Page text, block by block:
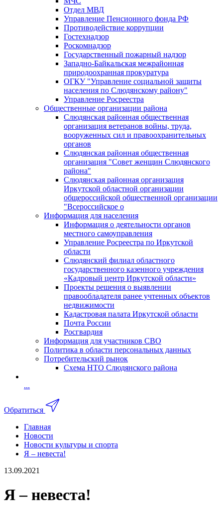
Отдел МВД
Управление Пенсионного фонда РФ
Противодействие коррупции
Гостехнадзор
Роскомнадзор
Государственный пожарный надзор
Западно-Байкальская межрайонная
природоохранная прокуратура
ОГКУ "Управление социальной защиты
населения по Слюдянскому району"
Управление Росреестра
Общественные организации района
Слюдянская районная общественная
организация ветеранов войны, труда,
вооруженных сил и правоохранительных
органов
Слюдянская районная общественная
организация "Совет женщин Слюдянского
района"
Слюдянская районная организация
Иркутской областной организации
общероссийской общественной организации
"Всероссийское о
Информация для населения
Информация о деятельности органов
местного самоуправления
Управление Росреестра по Иркутской
области
Слюдянский филиал областного
государственного казенного учреждения
«Кадровый центр Иркутской области»
Проекты решения о выявлении
правообладателя ранее учтенных объектов
недвижимости
Кадастровая палата Иркутской области
Почта России
Росгвардия
Информация для участников СВО
Политика в области персональных данных
Потребительский рынок
Схема НТО Слюдянского района
...
Обратиться
Главная
Новости
Новости культуры и спорта
Я – невеста!
13.09.2021
Я – невеста!